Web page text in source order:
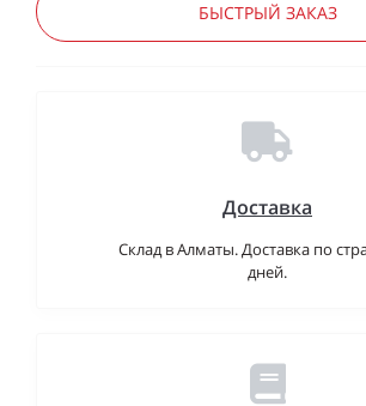
БЫСТРЫЙ ЗАКАЗ
Доставка
Склад в Алматы. Доставка по
дней.